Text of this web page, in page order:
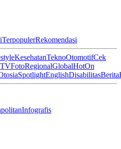
TerpopulerRekomendasi
KesehatanTeknoOtomotifCek
TVFotoRegionalGlobalHotOn
SpotlightEnglishDisabilitasBerita
Infografis